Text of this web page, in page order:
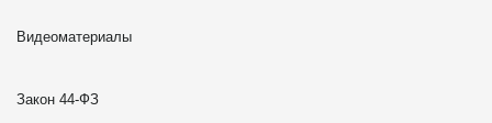
Видеоматериалы
Закон 44-ФЗ